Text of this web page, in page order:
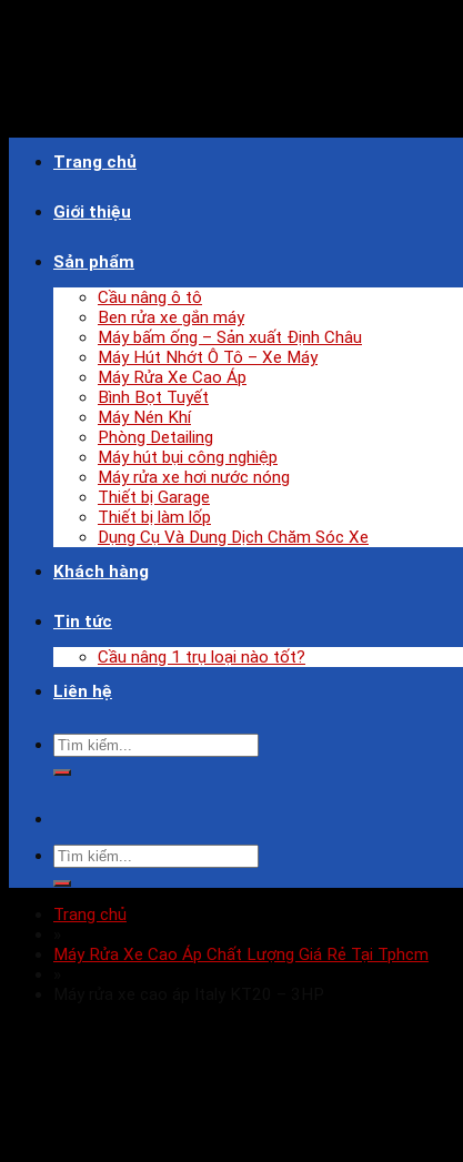
Trang chủ
Giới thiệu
Sản phẩm
Cầu nâng ô tô
Ben rửa xe gắn máy
Máy bấm ống – Sản xuất Định Châu
Máy Hút Nhớt Ô Tô – Xe Máy
Máy Rửa Xe Cao Áp
Bình Bọt Tuyết
Máy Nén Khí
Phòng Detailing
Máy hút bụi công nghiệp
Máy rửa xe hơi nước nóng
Thiết bị Garage
Thiết bị làm lốp
Dụng Cụ Và Dung Dịch Chăm Sóc Xe
Khách hàng
Tin tức
Cầu nâng 1 trụ loại nào tốt?
Liên hệ
Trang chủ
Máy Rửa Xe Cao Áp Chất Lượng Giá Rẻ Tại Tphcm